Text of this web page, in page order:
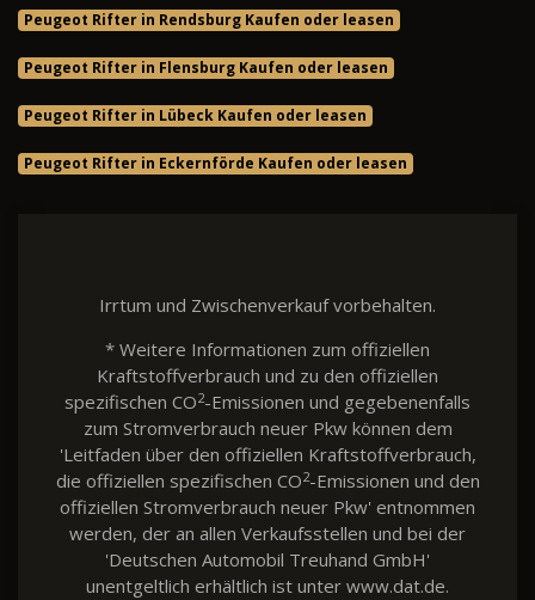
Peugeot Rifter in Rendsburg Kaufen oder leasen
Peugeot Rifter in Flensburg Kaufen oder leasen
Peugeot Rifter in Lübeck Kaufen oder leasen
Peugeot Rifter in Eckernförde Kaufen oder leasen
Irrtum und Zwischenverkauf vorbehalten.
* Weitere Informationen zum offiziellen
Kraftstoffverbrauch und zu den offiziellen
spezifischen CO2-Emissionen und gegebenenfalls
zum Stromverbrauch neuer Pkw können dem
'Leitfaden über den offiziellen Kraftstoffverbrauch,
die offiziellen spezifischen CO2-Emissionen und den
offiziellen Stromverbrauch neuer Pkw' entnommen
werden, der an allen Verkaufsstellen und bei der
'Deutschen Automobil Treuhand GmbH'
unentgeltlich erhältlich ist unter www.dat.de.